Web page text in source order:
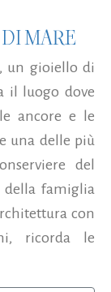
MARE
un gioiello di
il luogo dove
ancore e le
una delle più
del
della famiglia
con
ricorda le